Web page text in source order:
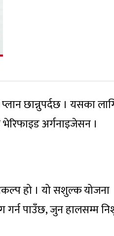
छान्नुपर्दछ । यसका
अर्गनाइजेसन ।
हो । यो सशुल्क योजना
गर्न पाउँछ, जुन हालसम्म